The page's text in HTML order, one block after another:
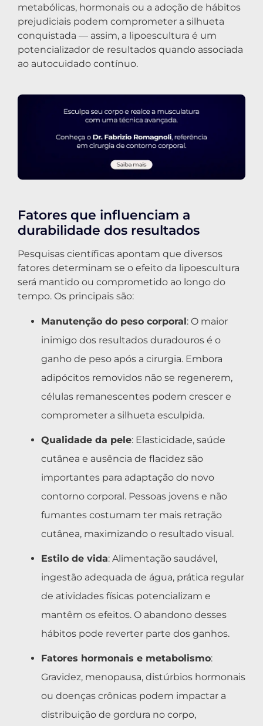
metabólicas, hormonais ou a adoção de hábitos
prejudiciais podem comprometer a silhueta
conquistada — assim, a lipoescultura é um
potencializador de resultados quando associada
ao autocuidado contínuo.
Fatores que influenciam a
durabilidade dos resultados
Pesquisas científicas apontam que diversos
fatores determinam se o efeito da lipoescultura
será mantido ou comprometido ao longo do
tempo. Os principais são:
Manutenção do peso corporal: O maior
inimigo dos resultados duradouros é o
ganho de peso após a cirurgia. Embora
adipócitos removidos não se regenerem,
células remanescentes podem crescer e
comprometer a silhueta esculpida.
Qualidade da pele: Elasticidade, saúde
cutânea e ausência de flacidez são
importantes para adaptação do novo
contorno corporal. Pessoas jovens e não
fumantes costumam ter mais retração
cutânea, maximizando o resultado visual.
Estilo de vida: Alimentação saudável,
ingestão adequada de água, prática regular
de atividades físicas potencializam e
mantêm os efeitos. O abandono desses
hábitos pode reverter parte dos ganhos.
Fatores hormonais e metabolismo:
Gravidez, menopausa, distúrbios hormonais
ou doenças crônicas podem impactar a
distribuição de gordura no corpo,